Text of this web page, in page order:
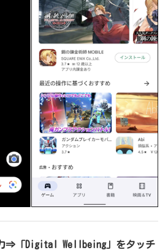
⇒「Digital Wellbeing」をタッチ